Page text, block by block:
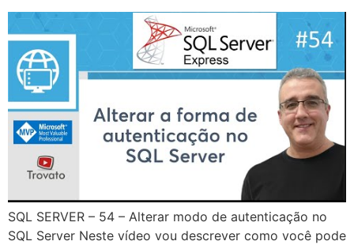
SQL SERVER – 54 – Alterar modo de autenticação no
SQL Server Neste vídeo vou descrever como você pode